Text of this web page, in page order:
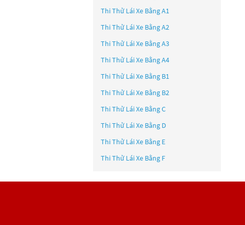
Thi Thử Lái Xe Bằng A1
Thi Thử Lái Xe Bằng A2
Thi Thử Lái Xe Bằng A3
Thi Thử Lái Xe Bằng A4
Thi Thử Lái Xe Bằng B1
Thi Thử Lái Xe Bằng B2
Thi Thử Lái Xe Bằng C
Thi Thử Lái Xe Bằng D
Thi Thử Lái Xe Bằng E
Thi Thử Lái Xe Bằng F